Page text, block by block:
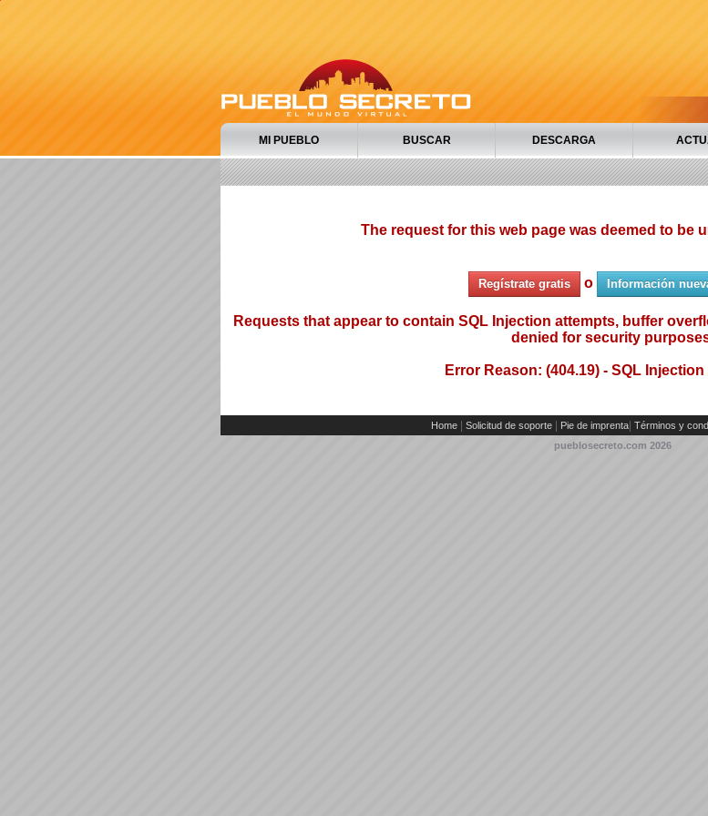
MI PUEBLO BUSCAR DESCARGA
The request for this web page was deemed to be
Regístrate gratis o Información
Requests that appear to contain SQL Injection attempts, buffer
denied for security
Error Reason: (404.19) - SQL
Home Solicitud de soporte Pie de imprenta| Términos y
pueblosecreto.com 2026